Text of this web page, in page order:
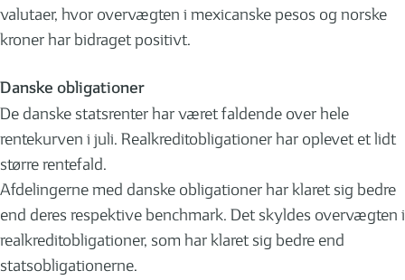
valutaer, hvor overvægten i mexicanske pesos og norske
kroner har bidraget positivt.
Danske obligationer
De danske statsrenter har været faldende over hele
rentekurven i juli. Realkreditobligationer har oplevet et lidt
større rentefald.
Afdelingerne med danske obligationer har klaret sig bedre
end deres respektive benchmark. Det skyldes overvægten i
realkreditobligationer, som har klaret sig bedre end
statsobligationerne.